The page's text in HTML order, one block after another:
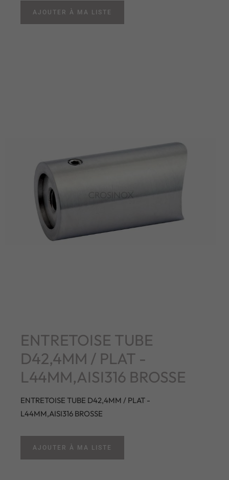
AJOUTER À MA LISTE
ENTRETOISE TUBE
D42,4MM / PLAT -
L44MM,AISI316 BROSSE
ENTRETOISE TUBE D42,4MM / PLAT -
L44MM,AISI316 BROSSE
AJOUTER À MA LISTE